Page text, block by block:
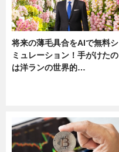
将来の薄毛具合をAIで無料シ
ミュレーション！手がけたの
は洋ランの世界的…